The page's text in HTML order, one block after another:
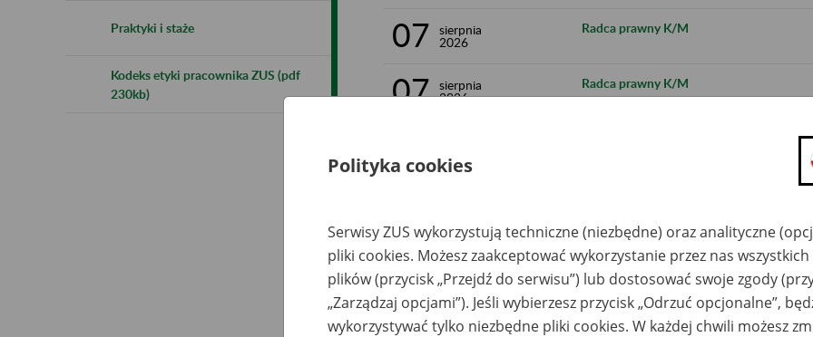
Praktyki i staże
Kodeks etyki pracownika ZUS (pdf
230kb)
07
sierpnia
2026
Radca prawny K/M
07 sierpnia
2026
Radca prawny K/M
07
sierpnia
2026
Lekarz Orzecznik Zakładu k/m
07
sierpnia
2026
91 RW Stanowisko ds. orzecznictwa (K/
Polityka cookies
Serwisy ZUS wykorzystują techniczne (niezbędne) oraz analityczne
pliki cookies. Możesz zaakceptować wykorzystanie przez nas
plików (przycisk „Przejdź do serwisu”) lub dostosować swoje zgody
„Zarządzaj opcjami”). Jeśli wybierzesz przycisk „Odrzuć opcjonalne”,
wykorzystywać tylko niezbędne pliki cookies. W każdej chwili możesz